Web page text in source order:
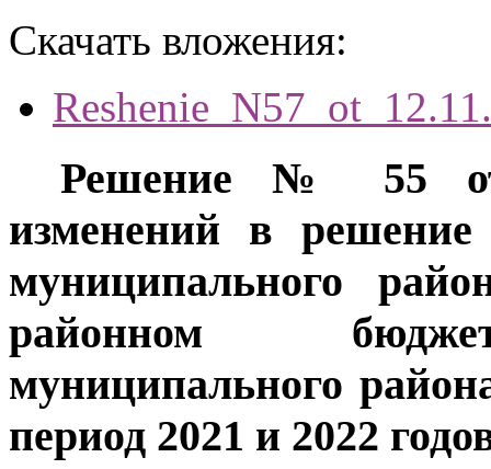
Скачать вложения:
Решение № 55 от
изменений в решение
муниципального
районном
муниципального
период 2021 и 2022